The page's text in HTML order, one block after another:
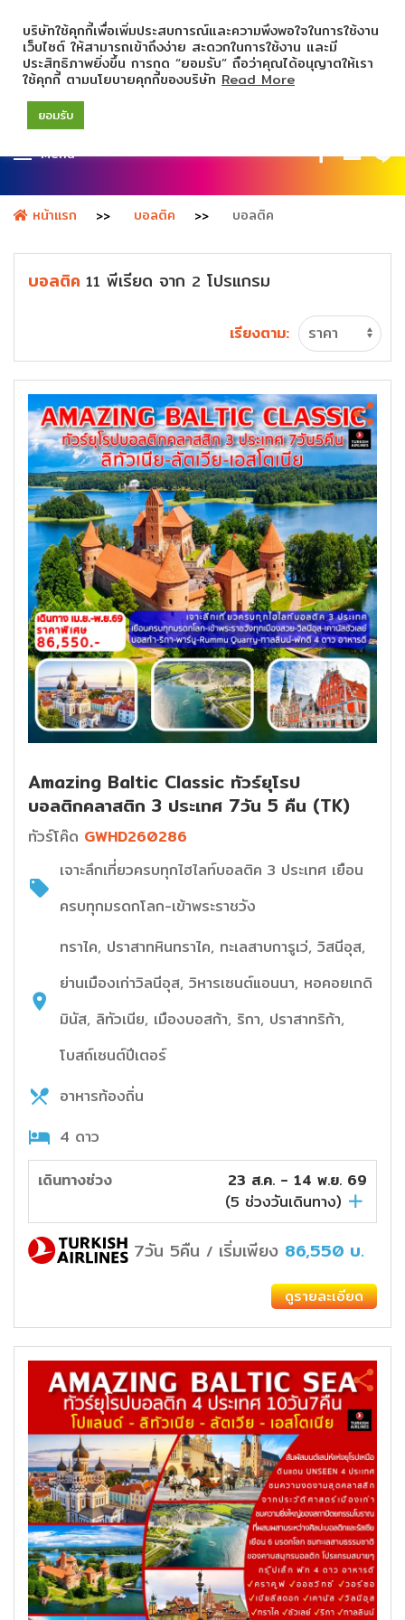
Menu
หน้าแรก บอลติค บอลติค
บอลติค 11 พีเรียด จาก 2 โปรแกรม
เรียงตาม:
Amazing Baltic Classic ทัวร์ยุโรป
บอลติกคลาสติก 3 ประเทศ 7วัน 5 คืน (TK)
ทัวร์โค๊ด GWHD260286
เจาะลึกเที่ยวครบทุกไฮไลท์บอลติค 3 ประเทศ เยือน
ครบทุกมรดกโลก-เข้าพระราชวัง
ทราไค, ปราสาทหินทราไค, ทะเลสาบการูเว่, วิสนีอุส,
ย่านเมืองเก่าวิลนีอุส, วิหารเซนต์แอนนา, หอคอยเกดิ
มินัส, ลิทัวเนีย, เมืองบอสก้า, ริกา, ปราสาทริก้า,
โบสถ์เซนต์ปีเตอร์
อาหารท้องถิ่น
4 ดาว
เดินทางช่วง
23 ส.ค. - 14 พ.ย. 69
(5 ช่วงวันเดินทาง)
7วัน 5คืน / เริ่มเพียง 86,550 บ.
ดูรายละเอียด
บริษัทใช้คุกกี้เพื่อเพิ่มประสบการณ์และความพึงพอใจในการใช้งาน
เว็บไซต์ ให้สามารถเข้าถึงง่าย สะดวกในการใช้งาน และมี
ประสิทธิภาพยิ่งขึ้น การกด “ยอมรับ” ถือว่าคุณได้อนุญาตให้เรา
ใช้คุกกี้ ตามนโยบายคุกกี้ของบริษัท Read More
ยอมรับ